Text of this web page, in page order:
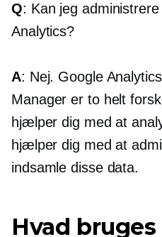
Q: Kan jeg
Analytics?
A: Nej. Google
Manager er to helt
hjælper dig med at
hjælper dig med at
indsamle disse data.
Hvad